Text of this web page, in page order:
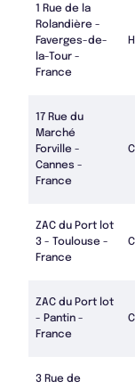
1 Rue de la
Rolandière -
Faverges-de-
la-Tour -
France
17 Rue du
Marché
Forville -
Cannes -
France
ZAC du Port lot
3 - Toulouse -
France
ZAC du Port lot
- Pantin -
France
3 Rue de